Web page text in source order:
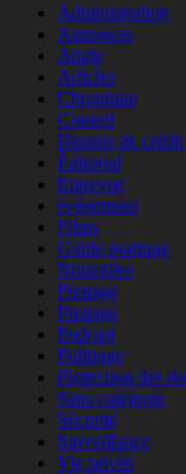
Administration
Annonces
Apple
Articles
Chronique
Conseil
Dossier de crédit
Éditorial
Entrevue
événement
Films
Guide pratique
Nouvelles
Piratage
Piratage
Podcast
Politique
Protection des
Sans catégorie
Sécurité
Surveillance
Vie privée